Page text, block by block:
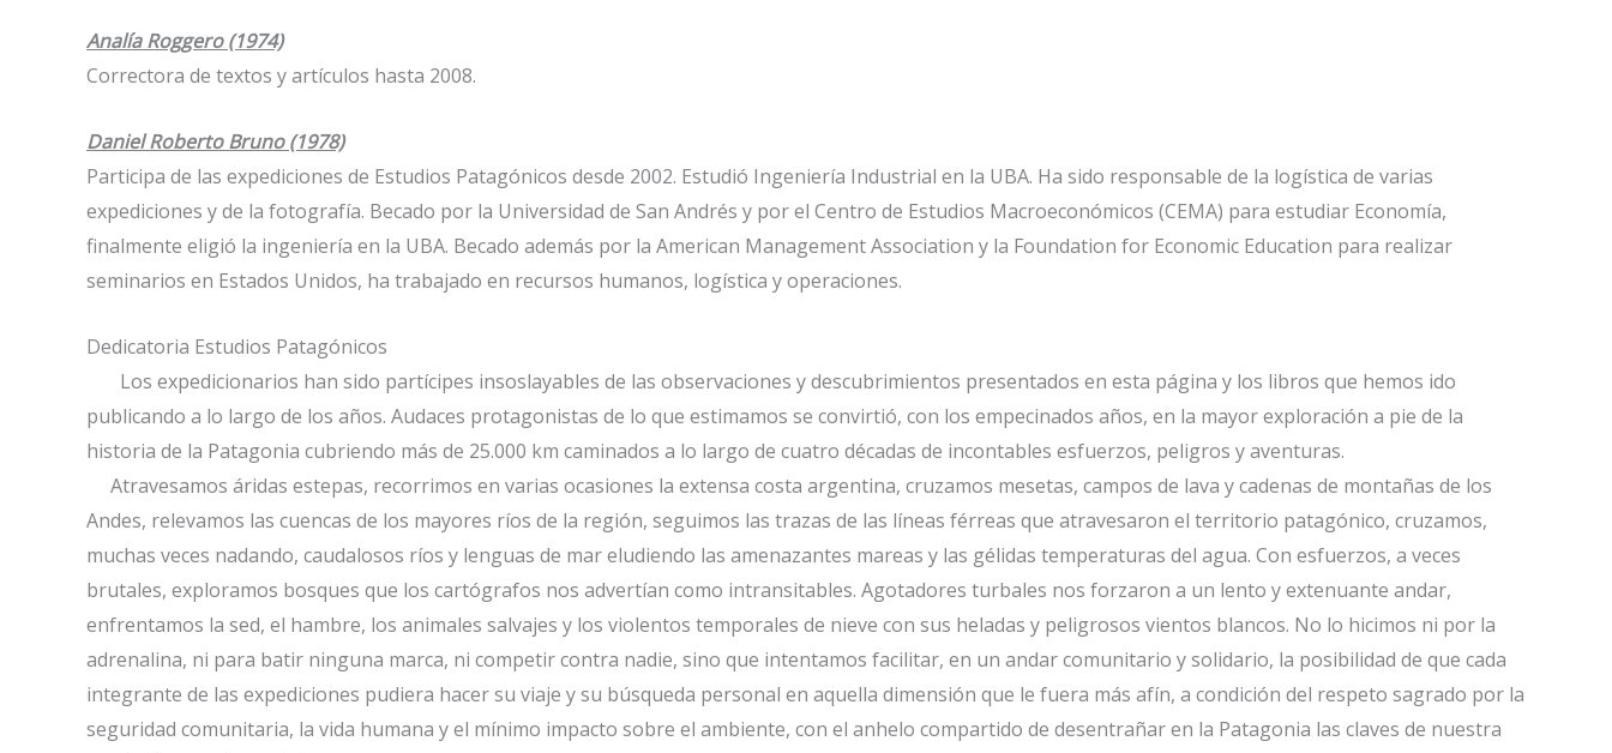
Analía Roggero (1974)
Correctora de textos y artículos hasta 2008.
Daniel Roberto Bruno (1978)
Participa de las expediciones de Estudios Patagónicos desde 2002. Estudió Ingeniería Industrial en la UBA. Ha sido responsable de la logística de varias
expediciones y de la fotografía. Becado por la Universidad de San Andrés y por el Centro de Estudios Macroeconómicos (CEMA) para estudiar Economía,
finalmente eligió la ingeniería en la UBA. Becado además por la American Management Association y la Foundation for Economic Education para realizar
seminarios en Estados Unidos, ha trabajado en recursos humanos, logística y operaciones.
Dedicatoria Estudios Patagónicos
Los expedicionarios han sido partícipes insoslayables de las observaciones y descubrimientos presentados en esta página y los libros que hemos ido
publicando a lo largo de los años. Audaces protagonistas de lo que estimamos se convirtió, con los empecinados años, en la mayor exploración a pie de la
historia de la Patagonia cubriendo más de 25.000 km caminados a lo largo de cuatro décadas de incontables esfuerzos, peligros y aventuras.
Atravesamos áridas estepas, recorrimos en varias ocasiones la extensa costa argentina, cruzamos mesetas, campos de lava y cadenas de montañas de los
Andes, relevamos las cuencas de los mayores ríos de la región, seguimos las trazas de las líneas férreas que atravesaron el territorio patagónico, cruzamos,
muchas veces nadando, caudalosos ríos y lenguas de mar eludiendo las amenazantes mareas y las gélidas temperaturas del agua. Con esfuerzos, a veces
brutales, exploramos bosques que los cartógrafos nos advertían como intransitables. Agotadores turbales nos forzaron a un lento y extenuante andar,
enfrentamos la sed, el hambre, los animales salvajes y los violentos temporales de nieve con sus heladas y peligrosos vientos blancos. No lo hicimos ni por la
adrenalina, ni para batir ninguna marca, ni competir contra nadie, sino que intentamos facilitar, en un andar comunitario y solidario, la posibilidad de que cada
integrante de las expediciones pudiera hacer su viaje y su búsqueda personal en aquella dimensión que le fuera más afín, a condición del respeto sagrado por la
seguridad comunitaria, la vida humana y el mínimo impacto sobre el ambiente, con el anhelo compartido de desentrañar en la Patagonia las claves de nuestra